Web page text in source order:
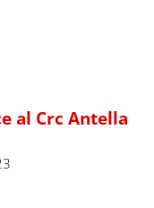
al Crc Antella